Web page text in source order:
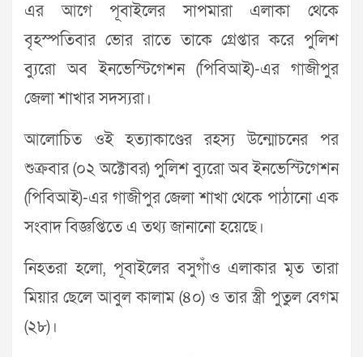
এর আগে পূবাইলের সাপমারা এলাকা থেকে
বৃহস্পতিবার ভোর রাতে তাকে গ্রেপ্তার করে পুলিশ
ব্যুরো অব ইনভেস্টিগেশন (পিবিআই)-এর গাজীপুর
জেলা শাখার সদস্যরা।
আলোচিত ওই হত্যাকাণ্ডের রহস্য উন্মোচনের পর
শুক্রবার (০২ অক্টোবর) পুলিশ ব্যুরো অব ইনভেস্টিগেশন
(পিবিআই)-এর গাজীপুর জেলা শাখা থেকে পাঠানো এক
সংবাদ বিজ্ঞপ্তিতে এ তথ্য জানানো হয়েছে।
নিহতরা হলো, পূবাইলের বসুগাঁও এলাকার মৃত তারা
মিয়ার ছেলে আবুল কালাম (৪০) ও তার স্ত্রী পুতুল বেগম
(২৮)।